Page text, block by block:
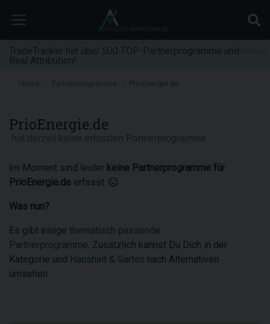
TradeTracker hat über 500 TOP-Partnerprogramme und
Real Attribution!
Home Partnerprogramme
PrioEnergie.de
Im Moment sind leider keine Partnerprogramme für
PrioEnergie.de erfasst.
Was nun?
Es gibt einige thematisch passende
Partnerprogramme. Zusätzlich kannst Du Dich in der
Kategorie und Haushalt & Garten nach Alternativen
umsehen.